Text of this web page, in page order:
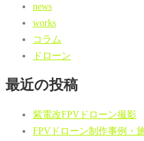
news
works
コラム
ドローン
最近の投稿
紫電改FPVドローン撮影
FPVドローン制作事例・